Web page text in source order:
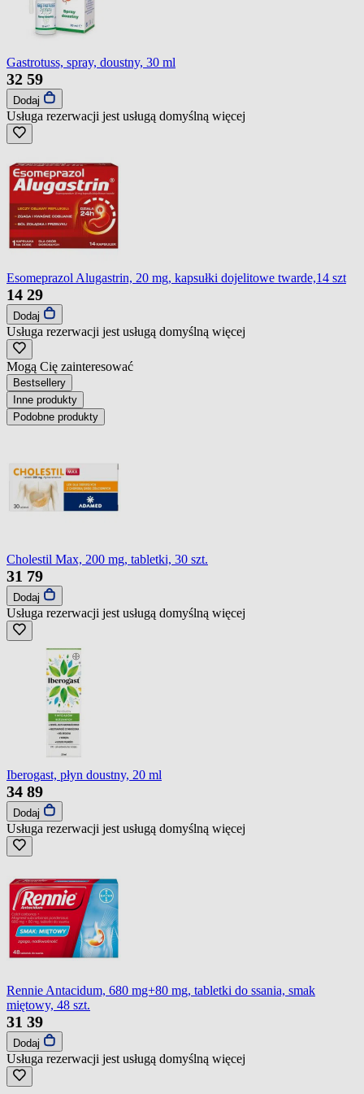
Gastrotuss, spray, doustny, 30 ml
32 59
Dodaj
Usługa rezerwacji jest usługą domyślną więcej
Esomeprazol Alugastrin, 20 mg, kapsułki dojelitowe twarde,14 szt
14 29
Dodaj
Usługa rezerwacji jest usługą domyślną więcej
Mogą Cię zainteresować
Bestsellery
Inne produkty
Podobne produkty
Cholestil Max, 200 mg, tabletki, 30 szt.
31 79
Dodaj
Usługa rezerwacji jest usługą domyślną więcej
Iberogast, płyn doustny, 20 ml
34 89
Dodaj
Usługa rezerwacji jest usługą domyślną więcej
Rennie Antacidum, 680 mg+80 mg, tabletki do ssania, smak
miętowy, 48 szt.
31 39
Dodaj
Usługa rezerwacji jest usługą domyślną więcej